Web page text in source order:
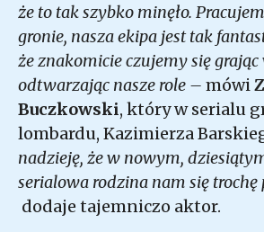
że to tak szybko minęło.
gronie, nasza ekipa jest tak
że znakomicie czujemy się
odtwarzając nasze role – mówi
Buczkowski, który w serialu
lombardu, Kazimierza
nadzieję, że w nowym,
serialowa rodzina nam się
dodaje tajemniczo aktor.